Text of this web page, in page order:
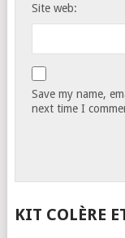
Site web:
Save my name,
next time I
KIT COLÈRE